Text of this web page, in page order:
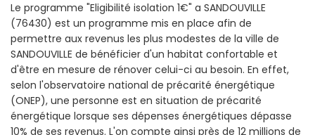
Le programme "Eligibilité isolation 1€" a SANDOUVILLE
(76430) est un programme mis en place afin de
permettre aux revenus les plus modestes de la ville de
SANDOUVILLE de bénéficier d'un habitat confortable et
d'être en mesure de rénover celui-ci au besoin. En effet,
selon l'observatoire national de précarité énergétique
(ONEP), une personne est en situation de précarité
énergétique lorsque ses dépenses énergétiques dépasse
10% de ses revenus. L'on compte ainsi près de 12 millions de